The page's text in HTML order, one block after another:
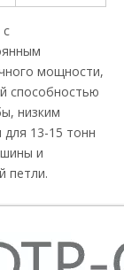
мощности,
способностью
низким
13-15 тонн
и
петли.